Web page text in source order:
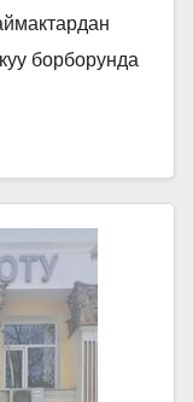
борборунда